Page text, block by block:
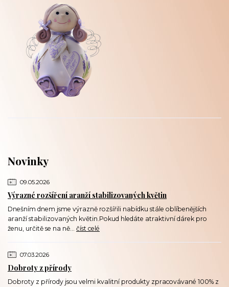
Novinky
09.05.2026
Výrazné rozšíření aranží stabilizovaných květin
Dnešním dnem jsme výrazně rozšířili nabídku stále oblíbenějších
aranží stabilizovaných květin.Pokud hledáte atraktivní dárek pro
ženu, určitě se na ně... číst celé
07.03.2026
Dobroty z přírody
Dobroty z přírody jsou velmi kvalitní produkty zpracovávané 100% z